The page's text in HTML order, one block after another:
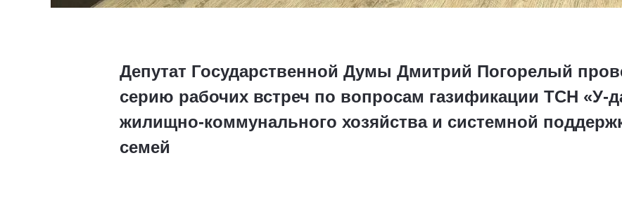
Депутат Государственной Думы Дмитрий Погорелый
серию рабочих встреч по вопросам газификации ТСН «У-
жилищно-коммунального хозяйства и системной
семей